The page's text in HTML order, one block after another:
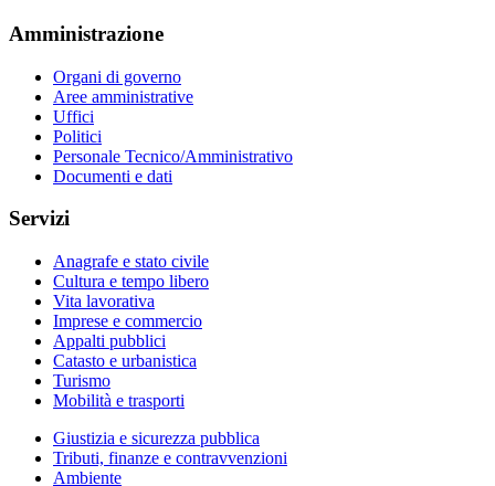
Amministrazione
Organi di governo
Aree amministrative
Uffici
Politici
Personale Tecnico/Amministrativo
Documenti e dati
Servizi
Anagrafe e stato civile
Cultura e tempo libero
Vita lavorativa
Imprese e commercio
Appalti pubblici
Catasto e urbanistica
Turismo
Mobilità e trasporti
Giustizia e sicurezza pubblica
Tributi, finanze e contravvenzioni
Ambiente